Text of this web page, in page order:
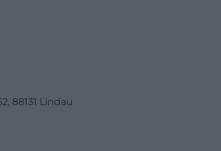
88131 Lindau